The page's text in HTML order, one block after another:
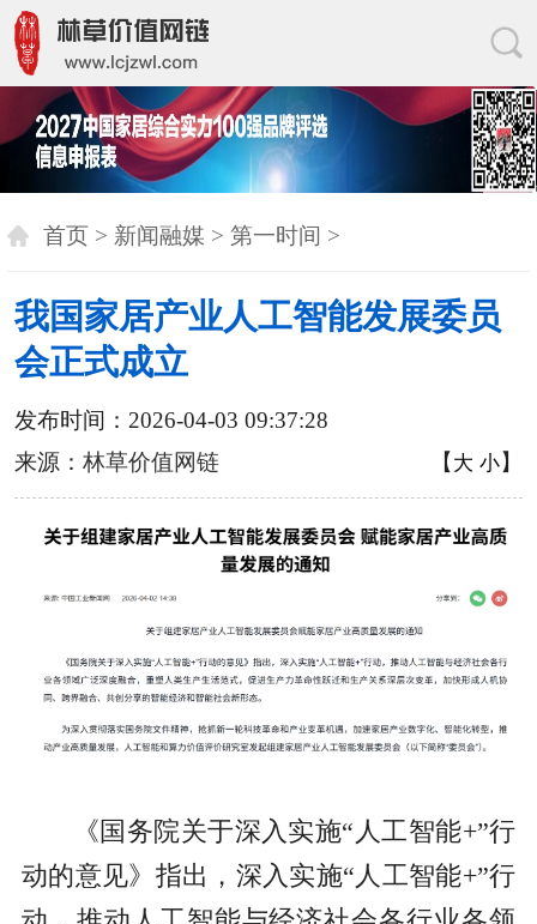
首页 > 新闻融媒 > 第一时间 >
我国家居产业人工智能发展委员
会正式成立
发布时间：2026-04-03 09:37:28
来源： 林草价值网链 【 大 小】
《国务院关于深入实施“人工智能+”行
动的意见》指出，深入实施“人工智能+”行